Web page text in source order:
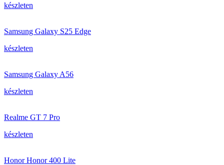
készleten
Samsung Galaxy S25 Edge
készleten
Samsung Galaxy A56
készleten
Realme GT 7 Pro
készleten
Honor Honor 400 Lite